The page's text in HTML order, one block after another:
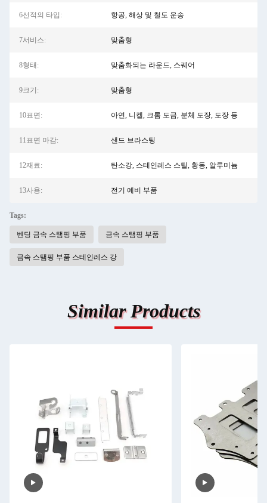
6선적의 타입: 항공, 해상 및 철도 운송
7서비스: 맞춤형
8형태: 맞춤화되는 라운드, 스퀘어
9크기: 맞춤형
10표면: 아연, 니켈, 크롬 도금, 분체 도장, 도장 등
11표면 마감: 샌드 브라스팅
12재료: 탄소강, 스테인레스 스틸, 황동, 알루미늄
13사용: 전기 예비 부품
Tags:
벤딩 금속 스탬핑 부품 금속 스탬핑 부품
금속 스탬핑 부품 스테인레스 강
Similar Products